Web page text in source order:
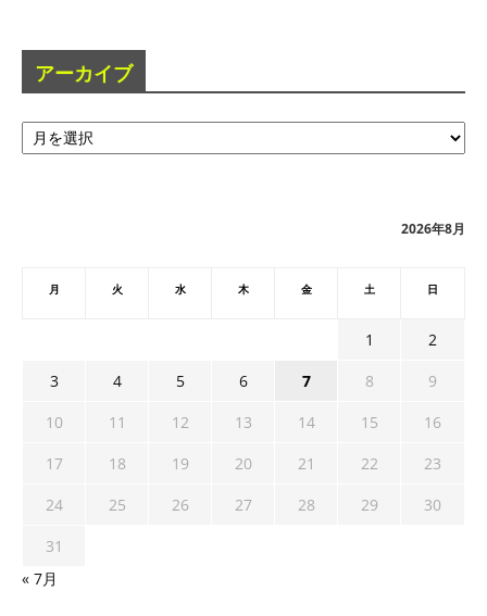
アーカイブ
ア
ー
2026年8月
月 火 水 木 金 土 日
1
2
3
4 5 6 7 8
9
10
11 12 13 14 15
16
17
18 19 20 21 22
23
24
25 26 27 28 29
30
31
« 7月